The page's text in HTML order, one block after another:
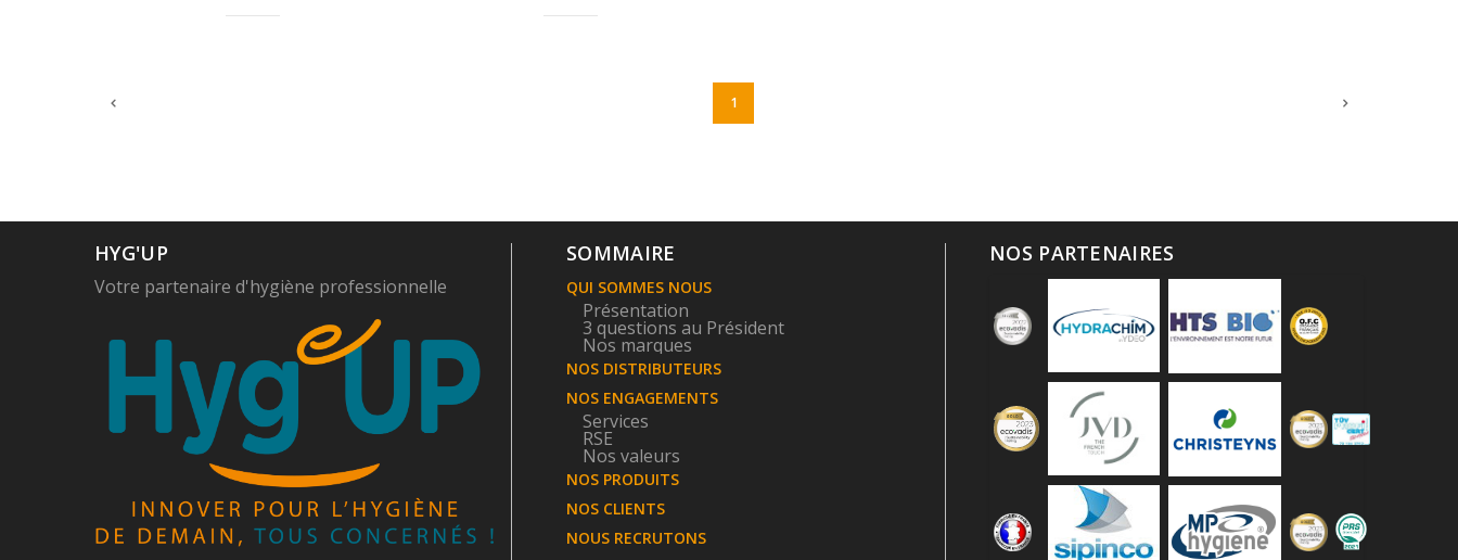
1
HYG'UP
Votre partenaire d'hygiène professionnelle
SOMMAIRE
QUI SOMMES NOUS
Présentation
3 questions au Président
Nos marques
NOS DISTRIBUTEURS
NOS ENGAGEMENTS
Services
RSE
Nos valeurs
NOS PRODUITS
NOS CLIENTS
NOUS RECRUTONS
NOS PARTENAIRES